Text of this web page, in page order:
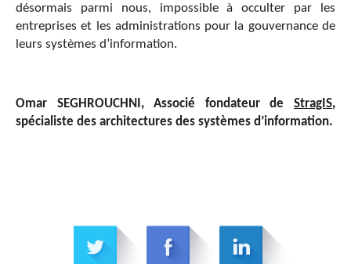
désormais parmi nous, impossible à occulter par les
entreprises et les administrations pour la gouvernance de
leurs systèmes d’information.
Omar SEGHROUCHNI, Associé fondateur de StragIS,
spécialiste des architectures des systèmes d’information.